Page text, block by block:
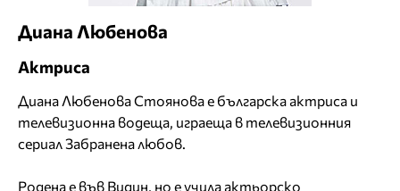
Диана Любенова
Актриса
Диана Любенова Стоянова е българска актриса и
телевизионна водеща, играеща в телевизионния
сериал Забранена любов.
Родена е във Видин, но е учила актьорско